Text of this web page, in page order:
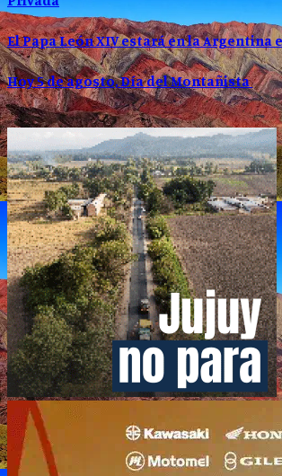
El Papa León XIV estará en la Argentina
Hoy 5 de agosto, Día del Montañista